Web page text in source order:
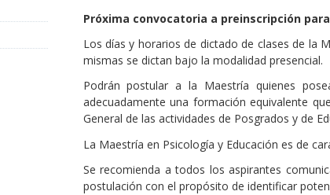
Próxima convocatoria a preinscripción
Los días y horarios de dictado de clases de la
mismas se dictan bajo la modalidad presencial.
Podrán postular a la Maestría quienes
adecuadamente una formación equivalente
General de las actividades de Posgrados y de
La Maestría en Psicología y Educación es de
Se recomienda a todos los aspirantes
postulación con el propósito de identificar